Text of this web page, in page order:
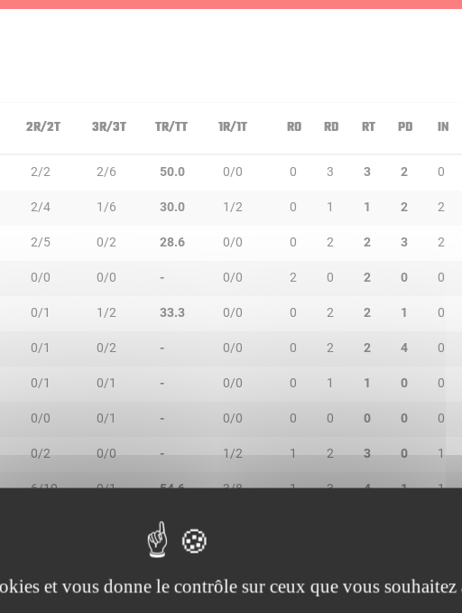
2R/2T 3R/3T TR/TT 1R/1T RO RD RT PD IN
2/2 2/6 50.0 0/0 0 3 3 2 0
2/4 1/6 30.0 1/2 0 1 1 2 2
2/5 0/2 28.6 0/0 0 2 2 3 2
0/0 0/0 - 0/0 2 0 2 0 0
0/1 1/2 33.3 0/0 0 2 2 1 0
0/1 0/2 - 0/0 0 2 2 4 0
0/1 0/1 - 0/0 0 1 1 0 0
0/0 0/1 - 0/0 0 0 0 0 0
0/2 0/0 - 1/2 1 2 3 0 1
6/10 0/1 54.6 3/8 1 3 4 1 1
33.3
66.7
et vous donne le contrôle sur ceux que vous souhaitez